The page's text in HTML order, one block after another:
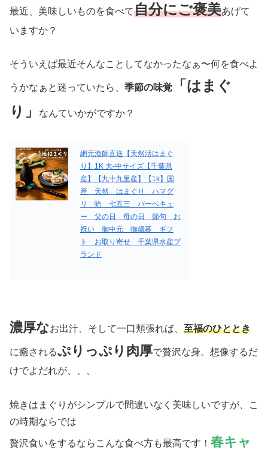
最近、美味しいものを食べて自分にご褒美あげて
いますか？
そういえば最近そんなことしてなかったなぁ〜何を食べよ
うかなぁと迷っていたら、 季節の味覚
「はまぐ
り」
なんていかがですか？
網元漁師直送【天然活はまぐ
り】1K 大-中サイズ【千葉県
産】【九十九里産】【1k】国
産 天然 はまぐり ハマグ
リ 蛤 七五三 バーベキュ
ー 父の日 母の日 節句 お
祝い 御中元 御歳暮 ギフ
ト お取り寄せ 千葉県水産ブ
ランド
濃厚なお出汁、そして一口頬張れば、 至福のひととき
に癒されるぷりっぷり肉厚で贅沢な身。想像するだ
けでよだれが、、、
焼きはまぐりがシンプルで間違いなく美味しいですが、こ
の時期ならでは
贅沢食いをするならこんな食べ方も最高です！ 春キャ